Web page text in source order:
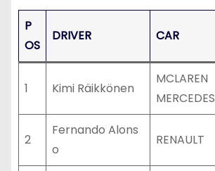
P
OS
DRIVER CAR
1 Kimi Räikkönen
MCLAREN
MERCEDES
2
Fernando Alons
o
RENAULT